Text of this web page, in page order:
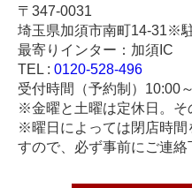
〒347-0031
埼玉県加須市南町14-31※
最寄りインター：加須IC
TEL : 0120-528-496
受付時間（予約制）10:00
※金曜と土曜は定休日。そ
※曜日によっては閉店時間
すので、必ず事前にご連絡